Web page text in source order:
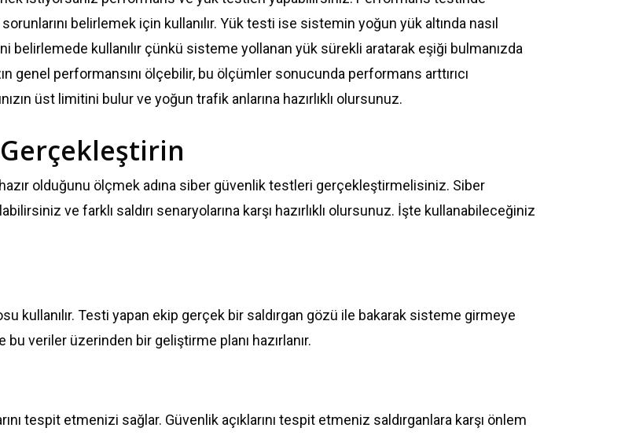
belirlemek için kullanılır. Yük testi ise sistemin yoğun yük altında nasıl
kullanılır çünkü sisteme yollanan yük sürekli aratarak eşiği bulmanızda
genel performansını ölçebilir, bu ölçümler sonucunda performans arttırıcı
üst limitini bulur ve yoğun trafik anlarına hazırlıklı olursunuz.
olduğunu ölçmek adına siber güvenlik testleri gerçekleştirmelisiniz. Siber
ve farklı saldırı senaryolarına karşı hazırlıklı olursunuz. İşte kullanabileceğiniz
kullanılır. Testi yapan ekip gerçek bir saldırgan gözü ile bakarak sisteme girmeye
bu veriler üzerinden bir geliştirme planı hazırlanır.
tespit etmenizi sağlar. Güvenlik açıklarını tespit etmeniz saldırganlara karşı önlem